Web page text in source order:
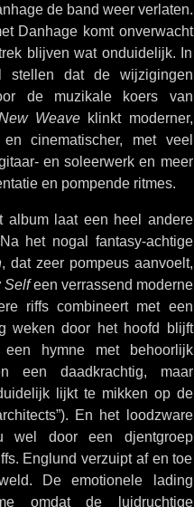
de band weer verlaten.
Danhage komt onverwacht
blijven wat onduidelijk. In
stellen dat de wijzigingen
de muzikale koers van
Weave klinkt moderner,
cinematischer, met veel
en soleerwerk en meer
en pompende ritmes.
album laat een heel andere
het nogal fantasy-achtige
, dat zeer pompeus aanvoelt,
Selfeen verrassend moderne
riffs combineert met een
weken door het hoofd blijft
hymne met behoorlijk
een daadkrachtig, maar
lijkt te mikken op de
En het loodzware
wel door een djentgroep
Englund verzuipt af en toe
De emotionele lading
omdat de luidruchtige